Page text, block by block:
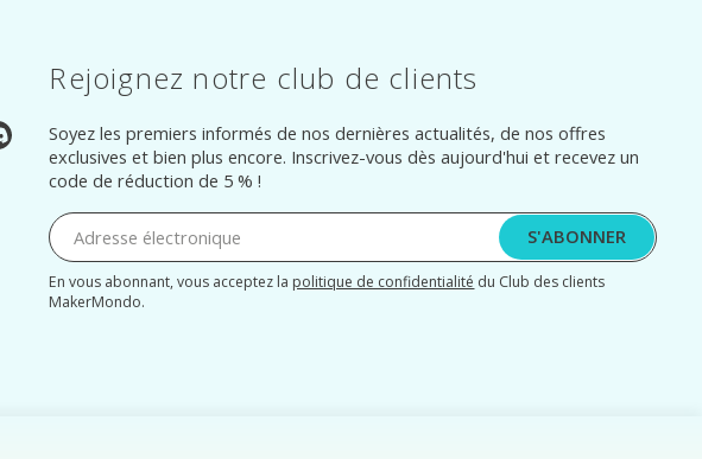
Rejoignez notre club de clients
Soyez les premiers informés de nos dernières actualités, de nos offres
exclusives et bien plus encore. Inscrivez-vous dès aujourd'hui et recevez un
code de réduction de 5 % !
S'ABONNER
En vous abonnant, vous acceptez la politique de confidentialité du Club des clients
MakerMondo.